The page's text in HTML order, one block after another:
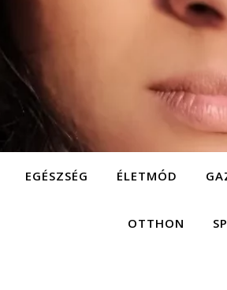
EGÉSZSÉG ÉLETMÓD
OTTHON